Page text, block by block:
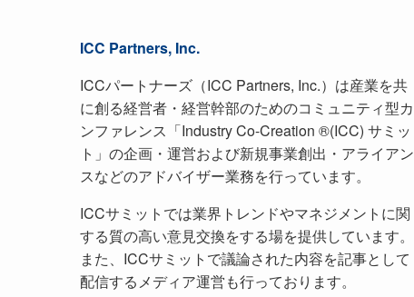
ICC Partners, Inc.
ICCパートナーズ（ICC Partners, Inc.）は産業を共
に創る経営者・経営幹部のためのコミュニティ型カ
ンファレンス「Industry Co-Creation ®(ICC) サミッ
ト」の企画・運営および新規事業創出・アライアン
スなどのアドバイザー業務を行っています。
ICCサミットでは業界トレンドやマネジメントに関
する質の高い意見交換をする場を提供しています。
また、ICCサミットで議論された内容を記事として
配信するメディア運営も行っております。